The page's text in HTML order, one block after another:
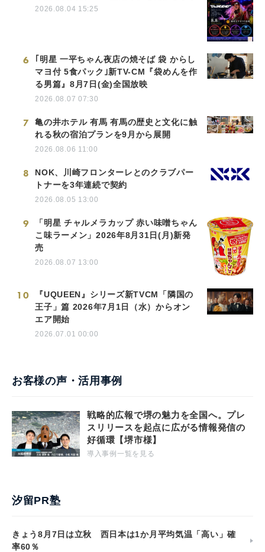
2026.08.04 15:25
6
｢明星 一平ちゃん夜店の焼そば 袋 からし
マヨ付 5食パック｣新TV-CM『袋めんを作
る男篇』8月7日(金)全国放映
2026.08.07 07:30
7
亀の井ホテル 有馬 有馬の歴史と文化に触
れる秋の宿泊プランを9月から展開
2026.08.06 11:00
8
NOK、川崎フロンターレとのクラブパー
トナーを3年連続で契約
2026.08.05 13:00
9
「明星 チャルメラカップ 赤い味噌ちゃん
こ味ラーメン」2026年8月31日(月)新発
売
2026.08.07 13:00
10
『UQUEEN』シリーズ新TVCM「隣国の
王子」篇 2026年7月1日（水）からオン
エア開始
2026.07.01 00:00
お客様の声・活用事例
戦略的広報で堺の魅力を全国へ。プレ
スリリースを起点に広がる情報発信の
好循環【堺市様】
導入事例一覧を見る
汐留PR塾
きょう8月7日は立秋 西日本は1か月平均気温「高い」確
率60％